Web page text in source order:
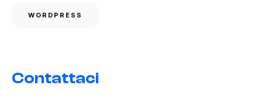
WORDPRESS
Contattaci